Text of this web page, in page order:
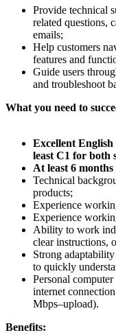
Provide technical
related questions,
emails;
Help customers
features and
Guide users
and troubleshoot
What you need to
Excellent
least C1 for both
At least 6
Technical
products;
Experience
Experience
Ability to work
clear instructions,
Strong
to quickly
Personal
internet
Mbps–upload).
Benefits: